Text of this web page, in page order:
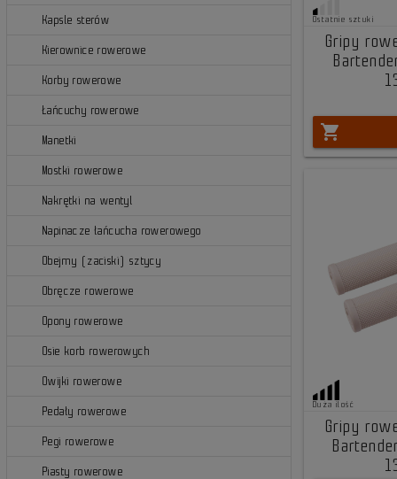
Kapsle sterów
Kierownice rowerowe
Korby rowerowe
Łańcuchy rowerowe
Manetki
Mostki rowerowe
Nakrętki na wentyl
Napinacze łańcucha rowerowego
Obejmy (zaciski) sztycy
Obręcze rowerowe
Opony rowerowe
Osie korb rowerowych
Owijki rowerowe
Pedały rowerowe
Pegi rowerowe
Piasty rowerowe
Ostatnie sztuki
Gripy
shopping_cart
Duża ilość
Gripy